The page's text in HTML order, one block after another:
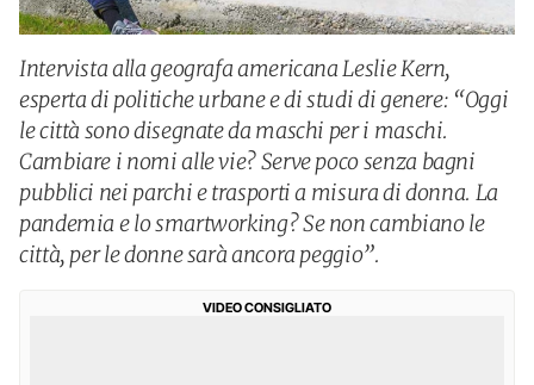
Intervista alla geografa americana Leslie Kern,
esperta di politiche urbane e di studi di genere: “Oggi
le città sono disegnate da maschi per i maschi.
Cambiare i nomi alle vie? Serve poco senza bagni
pubblici nei parchi e trasporti a misura di donna. La
pandemia e lo smartworking? Se non cambiano le
città, per le donne sarà ancora peggio”.
VIDEO CONSIGLIATO